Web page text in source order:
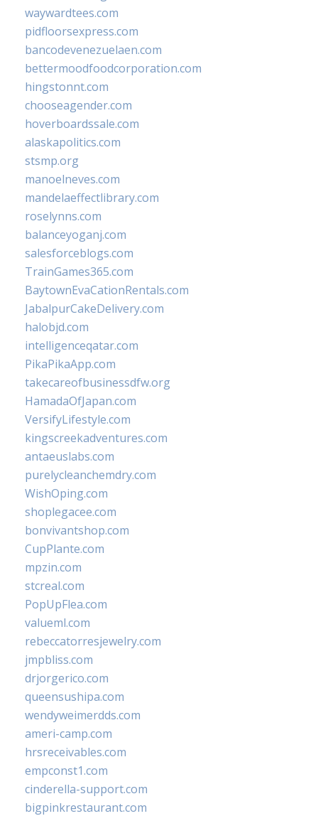
waywardtees.com
pidfloorsexpress.com
bancodevenezuelaen.com
bettermoodfoodcorporation.com
hingstonnt.com
chooseagender.com
hoverboardssale.com
alaskapolitics.com
stsmp.org
manoelneves.com
mandelaeffectlibrary.com
roselynns.com
balanceyoganj.com
salesforceblogs.com
TrainGames365.com
BaytownEvaCationRentals.com
JabalpurCakeDelivery.com
halobjd.com
intelligenceqatar.com
PikaPikaApp.com
takecareofbusinessdfw.org
HamadaOfJapan.com
VersifyLifestyle.com
kingscreekadventures.com
antaeuslabs.com
purelycleanchemdry.com
WishOping.com
shoplegacee.com
bonvivantshop.com
CupPlante.com
mpzin.com
stcreal.com
PopUpFlea.com
valueml.com
rebeccatorresjewelry.com
jmpbliss.com
drjorgerico.com
queensushipa.com
wendyweimerdds.com
ameri-camp.com
hrsreceivables.com
empconst1.com
cinderella-support.com
bigpinkrestaurant.com